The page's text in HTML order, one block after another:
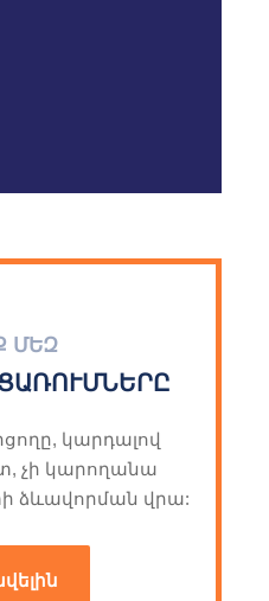
ՄԵԶ
կարդալով
չի կարողանա
ձևավորման վրա: